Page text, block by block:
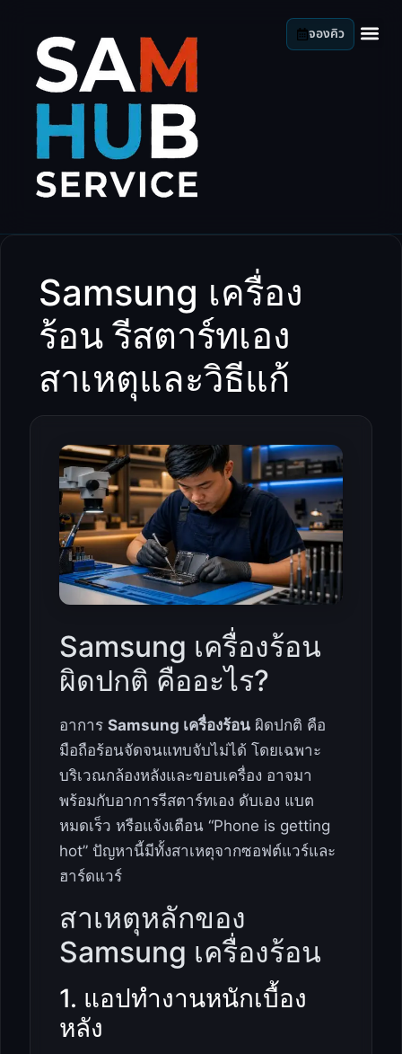
จองคิว
Samsung เครื่อง
ร้อน รีสตาร์ทเอง
สาเหตุและวิธีแก้
Samsung เครื่องร้อน
ผิดปกติ คืออะไร?
อาการ Samsung เครื่องร้อน ผิดปกติ คือ
มือถือร้อนจัดจนแทบจับไม่ได้ โดยเฉพาะ
บริเวณกล้องหลังและขอบเครื่อง อาจมา
พร้อมกับอาการรีสตาร์ทเอง ดับเอง แบต
หมดเร็ว หรือแจ้งเตือน “Phone is getting
hot” ปัญหานี้มีทั้งสาเหตุจากซอฟต์แวร์และ
ฮาร์ดแวร์
สาเหตุหลักของ
Samsung เครื่องร้อน
1. แอปทำงานหนักเบื้อง
หลัง